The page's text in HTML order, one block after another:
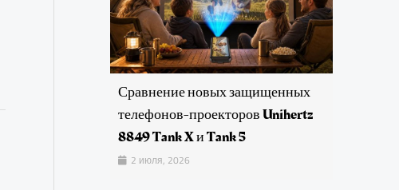
Сравнение новых защищенных
телефонов-проекторов Unihertz
8849 Tank X и Tank 5
2 июля, 2026